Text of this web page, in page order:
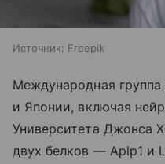
Источник: Freepik
Международная
и Японии, включая
Университета Джонса
двух белков — Aplp1 и